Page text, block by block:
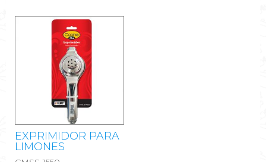
EXPRIMIDOR PARA
LIMONES